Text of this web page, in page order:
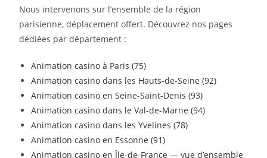
Nous intervenons sur l’ensemble de la région
parisienne, déplacement offert. Découvrez nos pages
dédiées par département :
Animation casino à Paris (75)
Animation casino dans les Hauts-de-Seine (92)
Animation casino en Seine-Saint-Denis (93)
Animation casino dans le Val-de-Marne (94)
Animation casino dans les Yvelines (78)
Animation casino en Essonne (91)
Animation casino en Île-de-France — vue d’ensemble